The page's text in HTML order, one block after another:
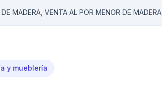
MADERA, VENTA AL POR MENOR DE MADERA
y mueblería